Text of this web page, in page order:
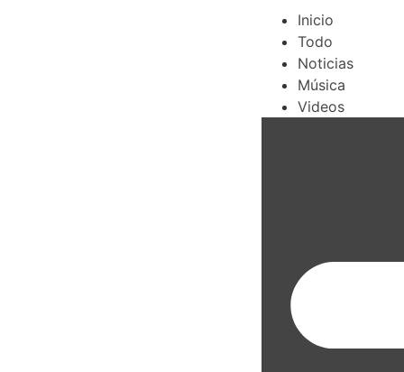
Inicio
Todo
Noticias
Música
Videos